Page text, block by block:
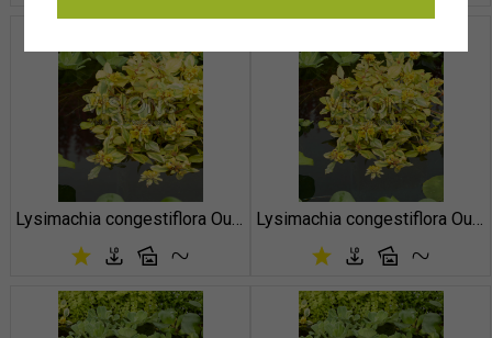
Lysimachia congestiflora Outback Sunset Lysimachia congestiflora Outback Sunset